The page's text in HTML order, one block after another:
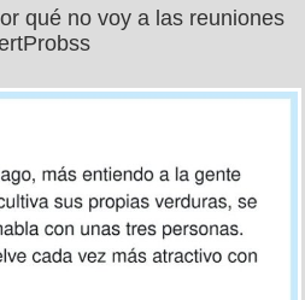
qué no voy a las reuniones